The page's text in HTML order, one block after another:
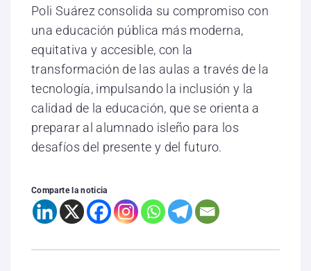
Poli Suárez consolida su compromiso con
una educación pública más moderna,
equitativa y accesible, con la
transformación de las aulas a través de la
tecnología, impulsando la inclusión y la
calidad de la educación, que se orienta a
preparar al alumnado isleño para los
desafíos del presente y del futuro.
Comparte la noticia